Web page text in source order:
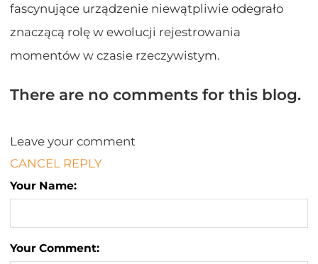
fascynujące urządzenie niewątpliwie odegrało
znaczącą rolę w ewolucji rejestrowania
momentów w czasie rzeczywistym.
There are no comments for this blog.
Leave your comment
CANCEL REPLY
Your Name:
Your Comment: